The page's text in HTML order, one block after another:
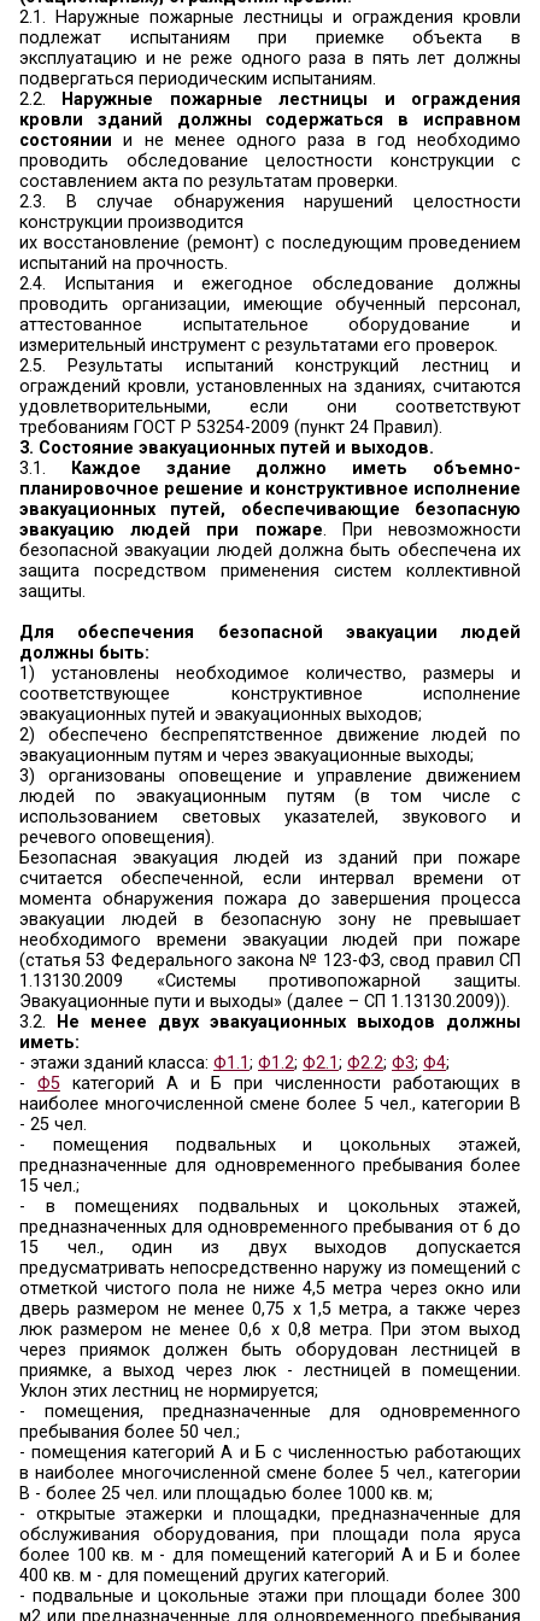
Правил).
1.3.9. Производственные объекты с
более 5 гектаров должны иметь не менее двух
исключением складов нефти и
категорий, которые независимо от
должны иметь не менее двух выездов на
дороги общей сети или на подъездные пути
организации.
Огражденные участки внутри площадок
объектов (открытые трансформаторные
склады и другие участки) площадью более
должны иметь не менее двух въездов.
К зданиям и сооружениям по всей их
исключением линейных объектов) должен быть
подъезд (доставка) мобильных средств
одной стороны при ширине здания или
более 18 метров и с двух сторон при
метров, а также при устройстве замкнутых и
дворов (статья 98Федерального закона №123)
1.3.10.Подъезд пожарных автомобилей
обеспечен:
- с двух продольных сторон - к зданиям и
класса функциональной пожарной опасности
28 и более метров, классов
опасности Ф1.2, Ф2.1, Ф2.2, Ф3, Ф4.2, Ф4.3
более метров;
- со всех сторон - к зданиям и
функциональной пожарной опасности Ф1.1, Ф4.1.
К зданиям и сооружениям производственных
всей их длине должен быть обеспечен
автомобилей:
- с одной стороны - при ширине здания или
более 18 метров;
- с двух сторон - при ширине здания или
18 метров, а также при устройстве
полузамкнутых дворов.
К зданиям с площадью застройки более 10 000
метров или шириной более 100 метров
автомобилей должен быть обеспечен со всех
Допускается увеличивать расстояние от
части автомобильной дороги до
производственных зданий и сооружений до 60
условии устройства тупиковых дорог к этим
сооружениям с площадками для разворота
техники и устройством на этих площадках
гидрантов. При этом расстояние от
зданий и сооружений до площадок для
пожарной техники должно быть не менее 5, но
метров, а расстояние между тупиковыми
быть не более 100 метров.
Ширина проездов для пожарной техники в
высоты зданий или сооружений должна
менее:
- 3,5 метров - при высоте зданий или
метров включительно;
- 4,2 метра - при высоте здания от 13,0
метров включительно;
- 6,0 метров - при высоте здания более 46
В общую ширину противопожарного
совмещенного с основным подъездом к
сооружению, допускается включать тротуар,
к проезду (раздел 8 СП 4.13130.2013. Свод